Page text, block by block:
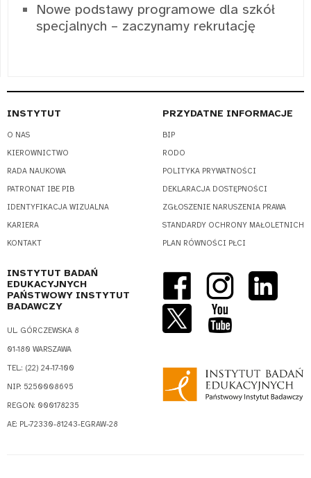
Nowe podstawy programowe dla szkół
specjalnych – zaczynamy rekrutację
INSTYTUT
O NAS
KIEROWNICTWO
RADA NAUKOWA
PATRONAT IBE PIB
IDENTYFIKACJA WIZUALNA
KARIERA
KONTAKT
PRZYDATNE INFORMACJE
BIP
RODO
POLITYKA PRYWATNOŚCI
DEKLARACJA DOSTĘPNOŚCI
ZGŁOSZENIE NARUSZENIA PRAWA
STANDARDY OCHRONY MAŁOLETNICH
PLAN RÓWNOŚCI PŁCI
INSTYTUT BADAŃ
EDUKACYJNYCH
PAŃSTWOWY INSTYTUT
BADAWCZY
UL. GÓRCZEWSKA 8
01-180 WARSZAWA
TEL.: (22) 24-17-100
NIP: 5250008695
REGON: 000178235
AE: PL-72330-81243-EGRAW-28